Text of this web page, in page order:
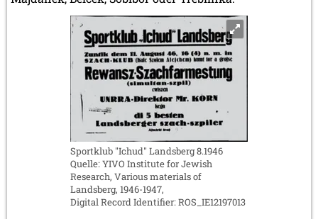
Sportklub "Ichud" Landsberg 8.1946
Quelle: YIVO Institute for Jewish
Research, Various materials of
Landsberg, 1946-1947,
Digital Record Identifier: ROS_IE12197013